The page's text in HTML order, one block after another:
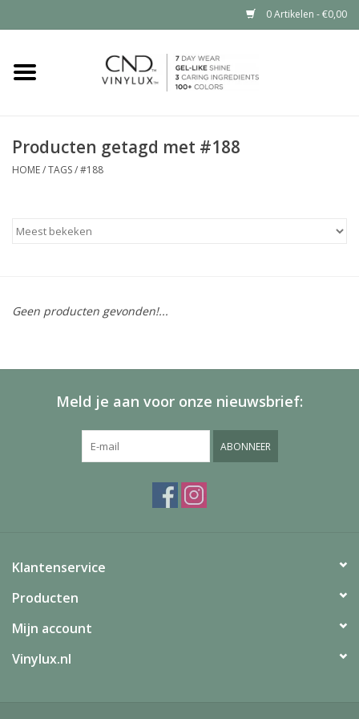
0 Artikelen - €0,00
Home
Nailart voor jou
Producten getagd met #188
HOME/TAGS/#188
Geen producten gevonden!...
Meld je aan voor onze nieuwsbrief:
ABONNEER
Klantenservice
Producten
Mijn account
Vinylux.nl